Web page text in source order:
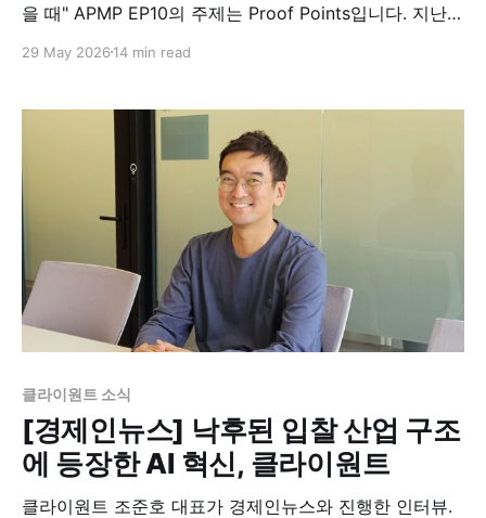
을 때" APMP EP10의 주제는 Proof Points입니다. 지난
이 어떻게 Discriminator가 되는지를 다뤘다면, 이번
엇으로 믿게 만들 것인가 하는 질문입니다. 제안서에 자주
등장하는 문장이 있습니다. "
29 May 2026 14 min read
클라이원트 소식
[경제인뉴스] 낙후된 입찰 산업 구조
에 등장한 AI 혁신, 클라이원트
클라이원트 조준호 대표가 경제인뉴스와 진행한 인터뷰.